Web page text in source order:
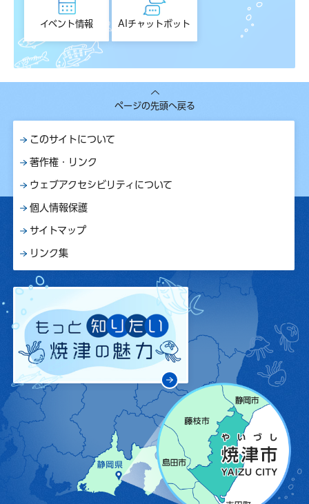
イベント情報 AIチャットボット
ページの先頭へ戻る
このサイトについて
著作権・リンク
ウェブアクセシビリティについて
個人情報保護
サイトマップ
リンク集